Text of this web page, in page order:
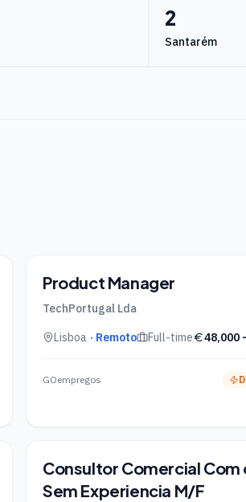
2
Santarém
Product Manager
TechPortugal Lda
Lisboa · Remoto Full-time 48,000
GOempregos
Consultor Comercial Com
Sem Experiencia M/F